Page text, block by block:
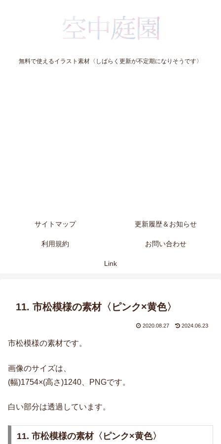
無料で使えるイラスト素材〈しばらく更新が不定期になりそうです〉
サイトマップ 更新履歴＆お知らせ
利用規約 お問い合わせ
Link
11. 市松模様の素材〈ピンク×黄色〉
2020.08.27 2024.06.23
市松模様の素材です。
画像のサイズは、
(幅)1754×(高さ)1240、PNGです。
白い部分は透過しています。
11. 市松模様の素材〈ピンク×黄色〉